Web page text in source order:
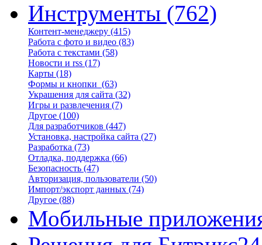
Инструменты (762)
Контент-менеджеру (415)
Работа с фото и видео (83)
Работа с текстами (58)
Новости и rss (17)
Карты (18)
Формы и кнопки (63)
Украшения для сайта (32)
Игры и развлечения (7)
Другое (100)
Для разработчиков (447)
Установка, настройка сайта (27)
Разработка (73)
Отладка, поддержка (66)
Безопасность (47)
Авторизация, пользователи (50)
Импорт/экспорт данных (74)
Другое (88)
Мобильные